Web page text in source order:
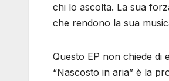
chi lo ascolta. La sua
che rendono la sua
Questo EP non chiede di
“Nascosto in aria” è la